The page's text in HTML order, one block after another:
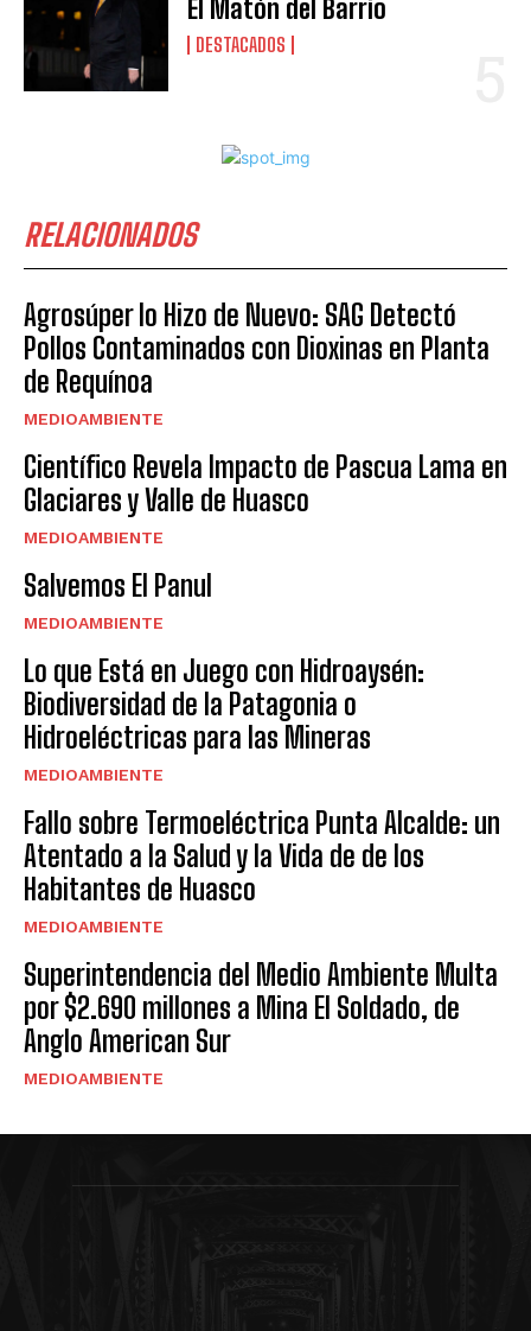
El Matón del Barrio
DESTACADOS
RELACIONADOS
Agrosúper lo Hizo de Nuevo: SAG Detectó
Pollos Contaminados con Dioxinas en Planta
de Requínoa
MEDIOAMBIENTE
Científico Revela Impacto de Pascua Lama en
Glaciares y Valle de Huasco
MEDIOAMBIENTE
Salvemos El Panul
MEDIOAMBIENTE
Lo que Está en Juego con Hidroaysén:
Biodiversidad de la Patagonia o
Hidroeléctricas para las Mineras
MEDIOAMBIENTE
Fallo sobre Termoeléctrica Punta Alcalde: un
Atentado a la Salud y la Vida de de los
Habitantes de Huasco
MEDIOAMBIENTE
Superintendencia del Medio Ambiente Multa
por $2.690 millones a Mina El Soldado, de
Anglo American Sur
MEDIOAMBIENTE